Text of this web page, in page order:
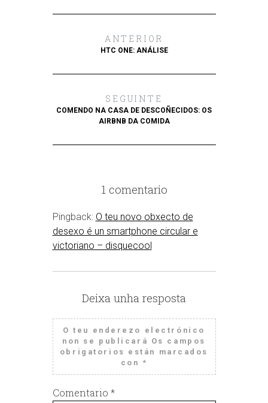
ANTERIOR
HTC ONE: ANÁLISE
SEGUINTE
COMENDO NA CASA DE DESCOÑECIDOS: OS
AIRBNB DA COMIDA
1 comentario
Pingback: O teu novo obxecto de
desexo é un smartphone circular e
victoriano – disquecool
Deixa unha resposta
O teu enderezo electrónico
non se publicará Os campos
obrigatorios están marcados
con *
Comentario *